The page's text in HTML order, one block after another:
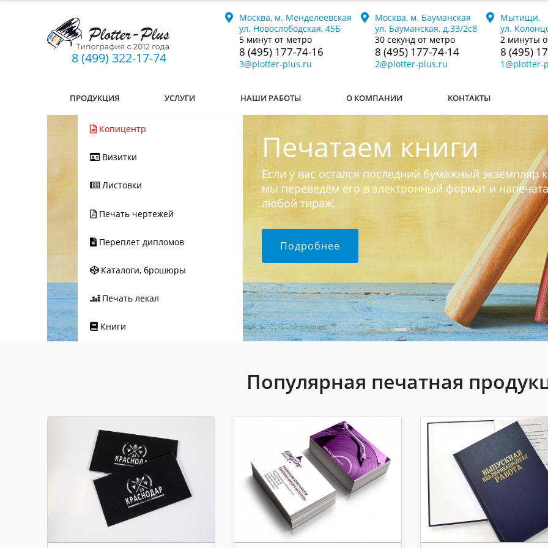
8 (499) 322-17-74
Москва, м. Менделеевская
ул. Новослободская, 45Б
5 минут от метро
8 (495) 177-74-16
3@plotter-plus.ru
Москва, м. Бауманская
ул. Бауманская, д.33/2с8
30 секунд от метро
8 (495) 177-74-14
2@plotter-plus.ru
Мытищи,
ул.
2 минуты
8 (495)
1@plotter-
ПРОДУКЦИЯ УСЛУГИ НАШИ РАБОТЫ О КОМПАНИИ КОНТАКТЫ
Копицентр
Визитки
Листовки
Печать чертежей
Переплет дипломов
Каталоги, брошюры
Печать лекал
Книги
Печатаем книги
Если у вас остался последний бумажный экземпляр
мы переведём его в электронный формат и
любой тираж.
Подробнее
Популярная печатная